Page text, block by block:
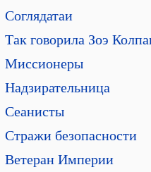
Соглядатаи
Так говорила Зоэ
Миссионеры
Надзирательница
Сеанисты
Стражи безопасности
Ветеран Империи